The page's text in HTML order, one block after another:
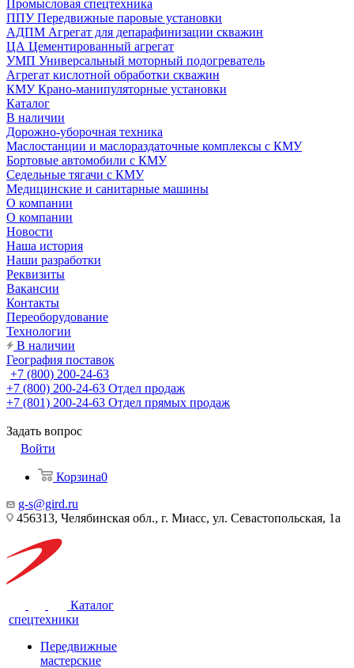
Промысловая спецтехника
ППУ Передвижные паровые установки
АДПМ Агрегат для депарафинизации скважин
ЦА Цементированный агрегат
УМП Универсальный моторный подогреватель
Агрегат кислотной обработки скважин
КМУ Крано-манипуляторные установки
Каталог
В наличии
Дорожно-уборочная техника
Маслостанции и маслораздаточные комплексы с КМУ
Бортовые автомобили с КМУ
Седельные тягачи с КМУ
Медицинские и санитарные машины
О компании
О компании
Новости
Наша история
Наши разработки
Реквизиты
Вакансии
Контакты
Переоборудование
Технологии
В наличии
География поставок
+7 (800) 200-24-63
+7 (800) 200-24-63 Отдел продаж
+7 (801) 200-24-63 Отдел прямых продаж
Задать вопрос
Войти
Корзина0
g-s@gird.ru
456313, Челябинская обл., г. Миасс, ул. Севастопольская, 1а
Каталог
спецтехники
Передвижные
мастерские